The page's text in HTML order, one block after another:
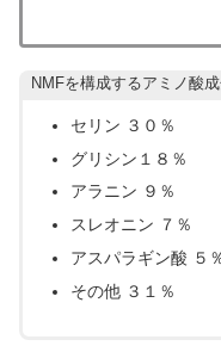
NMFを構成するアミノ酸
セリン ３０％
グリシン１８％
アラニン ９％
スレオニン ７％
アスパラギン酸 ５
その他 ３１％